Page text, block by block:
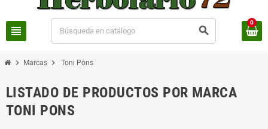
view_headline search
0
chevron_right Marcas chevron_right Toni Pons
LISTADO DE PRODUCTOS POR MARCA
TONI PONS